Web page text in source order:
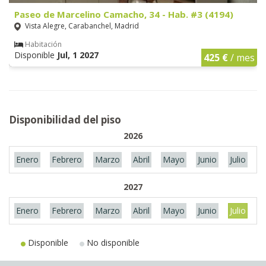
Paseo de Marcelino Camacho, 34 - Hab. #3 (4194)
Vista Alegre, Carabanchel, Madrid
Habitación
Disponible Jul, 1 2027 425 €/ mes
Disponibilidad del piso
2026
Enero Febrero Marzo Abril Mayo Junio Julio
2027
Enero Febrero Marzo Abril Mayo Junio Julio
Disponible No disponible